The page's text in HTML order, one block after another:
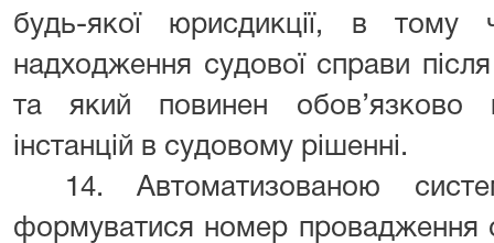
будь-якої юрисдикції, в тому
надходження судової справи
та який повинен обов’язково
інстанцій в судовому рішенні.
14. Автоматизованою
формуватися номер провадження